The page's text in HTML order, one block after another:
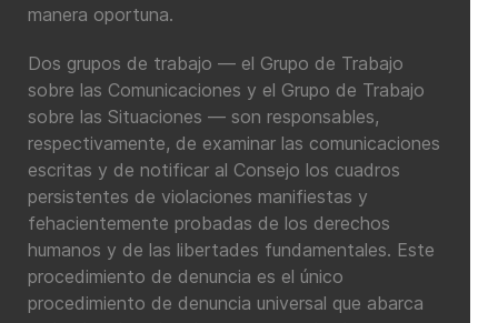
manera oportuna.
Dos grupos de trabajo — el Grupo de Trabajo
sobre las Comunicaciones y el Grupo de Trabajo
sobre las Situaciones — son responsables,
respectivamente, de examinar las comunicaciones
escritas y de notificar al Consejo los cuadros
persistentes de violaciones manifiestas y
fehacientemente probadas de los derechos
humanos y de las libertades fundamentales. Este
procedimiento de denuncia es el único
procedimiento de denuncia universal que abarca